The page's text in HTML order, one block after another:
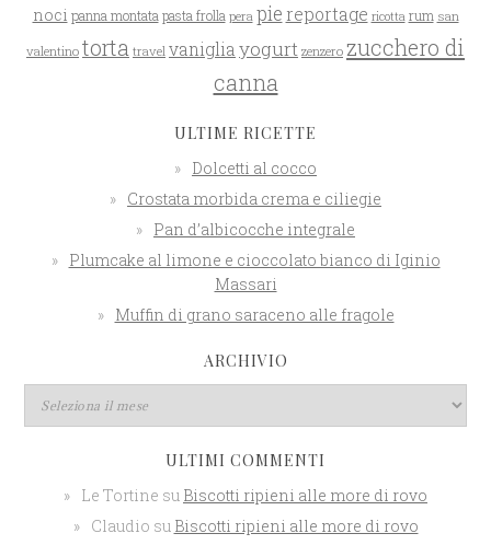
noci panna montata pasta frolla pera pie reportage ricotta rum san
valentino torta travel vaniglia yogurt zenzero zucchero di
canna
ULTIME RICETTE
Dolcetti al cocco
Crostata morbida crema e ciliegie
Pan d’albicocche integrale
Plumcake al limone e cioccolato bianco di Iginio
Massari
Muffin di grano saraceno alle fragole
ARCHIVIO
ULTIMI COMMENTI
Le Tortine su Biscotti ripieni alle more di rovo
Claudio su Biscotti ripieni alle more di rovo